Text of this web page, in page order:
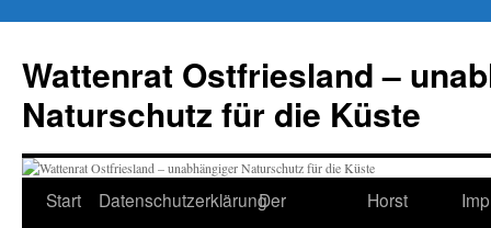
springen
Wattenrat Ostfriesland –
Naturschutz für die Küste
Start DatenschutzerklärungDer
Horst